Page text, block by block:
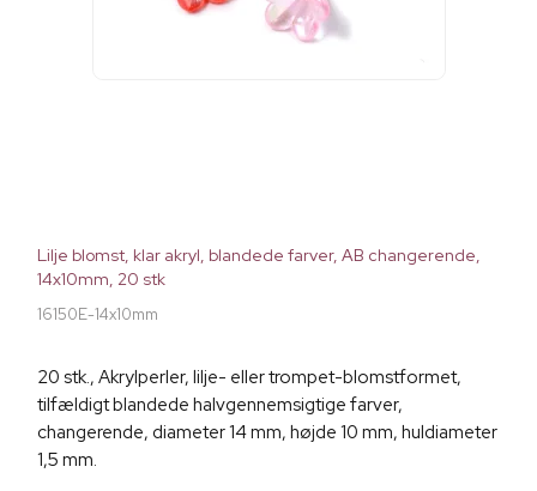
Lilje blomst, klar akryl, blandede farver, AB changerende,
14x10mm, 20 stk
16150E-14x10mm
20 stk., Akrylperler, lilje- eller trompet-blomstformet,
tilfældigt blandede halvgennemsigtige farver,
changerende, diameter 14 mm, højde 10 mm, huldiameter
1,5 mm.